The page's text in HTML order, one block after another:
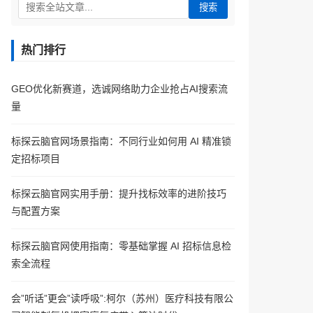
搜索
热门排行
GEO优化新赛道，选诚网络助力企业抢占AI搜索流
量
标探云脑官网场景指南：不同行业如何用 AI 精准锁
定招标项目
标探云脑官网实用手册：提升找标效率的进阶技巧
与配置方案
标探云脑官网使用指南：零基础掌握 AI 招标信息检
索全流程
会”听话”更会”读呼吸”:柯尔（苏州）医疗科技有限公